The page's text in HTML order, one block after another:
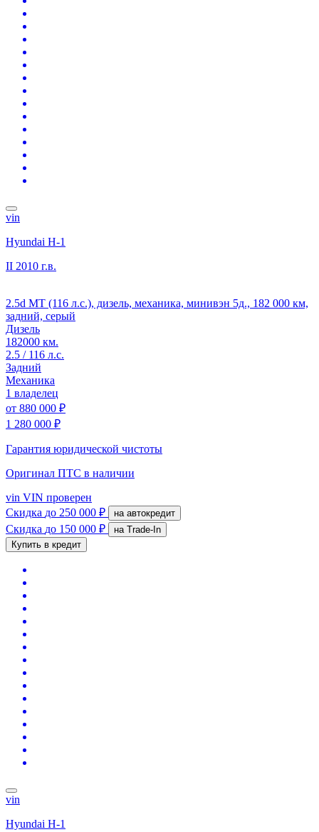
vin
Hyundai H-1
II 2010 г.в.
2.5d MT (116 л.с.), дизель, механика, минивэн 5д., 182 000 км,
задний, серый
Дизель
182000 км.
2.5 / 116 л.с.
Задний
Механика
1 владелец
от 880 000 ₽
1 280 000 ₽
Гарантия юридической чистоты
Оригинал ПТС в наличии
vin VIN проверен
Скидка до 250 000 ₽ на автокредит
Скидка до 150 000 ₽
на Trade-In
Купить в кредит
vin
Hyundai H-1